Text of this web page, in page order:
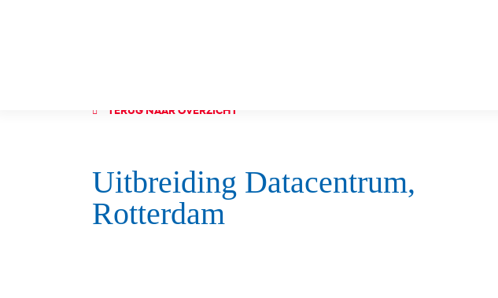
TERUG NAAR OVERZICHT
Uitbreiding Datacentrum,
Rotterdam